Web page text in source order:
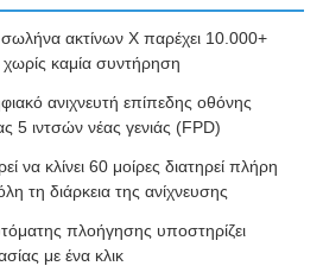
ακτίνων Χ παρέχει 10.000+
καμία συντήρηση
ανιχνευτή επίπεδης οθόνης
5 ιντσών νέας γενιάς (FPD)
να κλίνει 60 μοίρες διατηρεί πλήρη
τη διάρκεια της ανίχνευσης
πλοήγησης υποστηρίζει
με ένα κλικ